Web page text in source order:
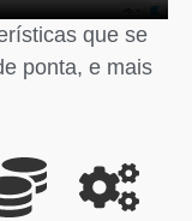
que se
ponta, e mais